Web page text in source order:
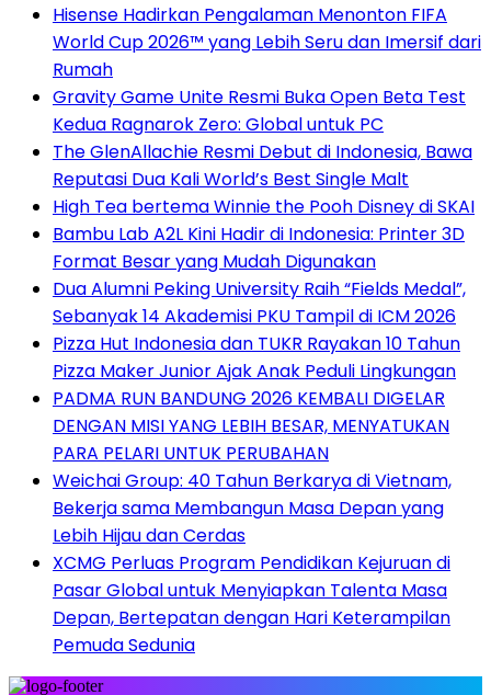
Hisense Hadirkan Pengalaman Menonton FIFA
World Cup 2026™ yang Lebih Seru dan Imersif dari
Rumah
Gravity Game Unite Resmi Buka Open Beta Test
Kedua Ragnarok Zero: Global untuk PC
The GlenAllachie Resmi Debut di Indonesia, Bawa
Reputasi Dua Kali World’s Best Single Malt
High Tea bertema Winnie the Pooh Disney di SKAI
Bambu Lab A2L Kini Hadir di Indonesia: Printer 3D
Format Besar yang Mudah Digunakan
Dua Alumni Peking University Raih “Fields Medal”,
Sebanyak 14 Akademisi PKU Tampil di ICM 2026
Pizza Hut Indonesia dan TUKR Rayakan 10 Tahun
Pizza Maker Junior Ajak Anak Peduli Lingkungan
PADMA RUN BANDUNG 2026 KEMBALI DIGELAR
DENGAN MISI YANG LEBIH BESAR, MENYATUKAN
PARA PELARI UNTUK PERUBAHAN
Weichai Group: 40 Tahun Berkarya di Vietnam,
Bekerja sama Membangun Masa Depan yang
Lebih Hijau dan Cerdas
XCMG Perluas Program Pendidikan Kejuruan di
Pasar Global untuk Menyiapkan Talenta Masa
Depan, Bertepatan dengan Hari Keterampilan
Pemuda Sedunia